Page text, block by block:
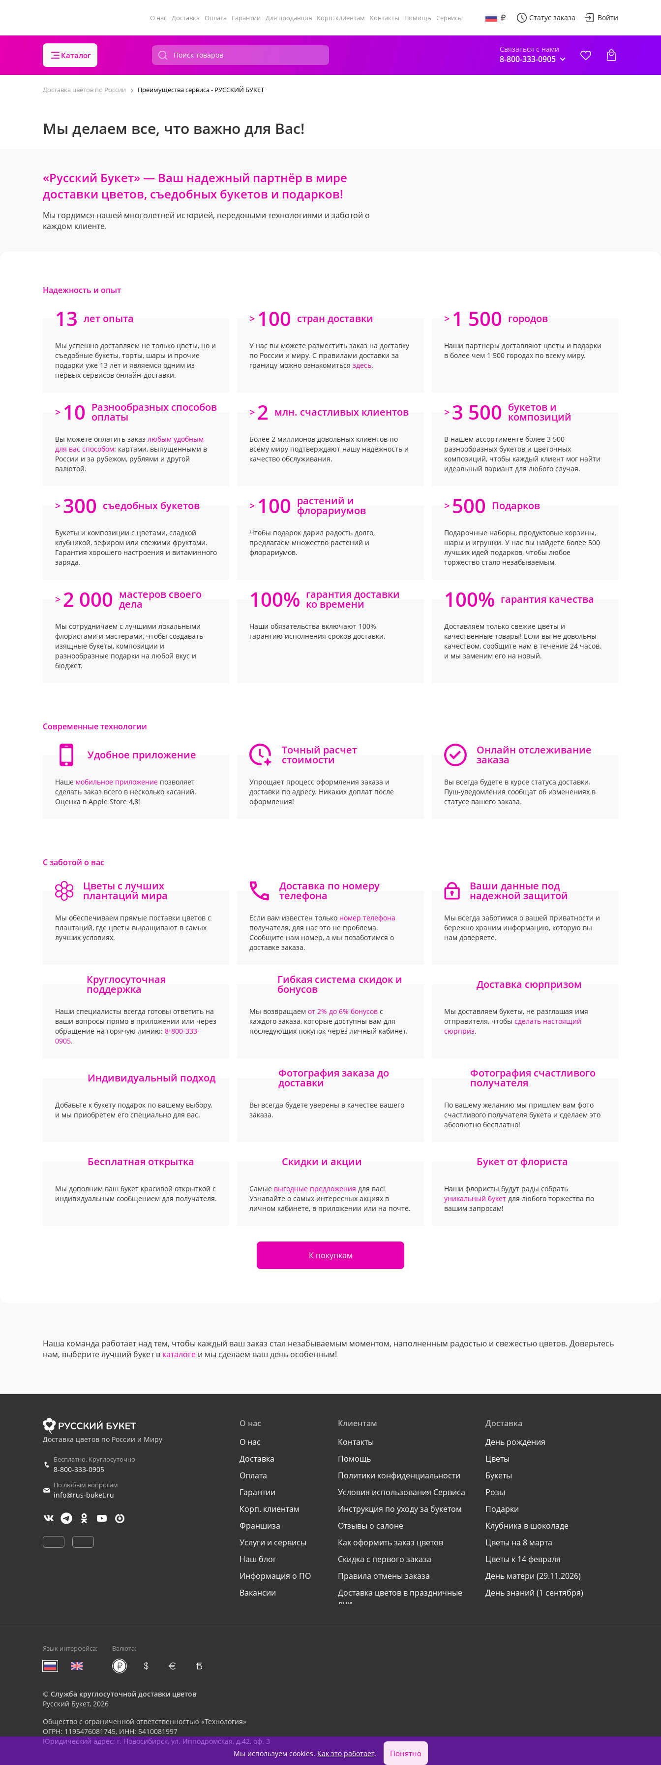
О нас Доставка Оплата Гарантии Для продавцов Корп. клиентам Контакты Помощь Сервисы Статус заказа Войти
Каталог
Связаться с нами
8-800-333-0905
Доставка цветов по России Преимущества сервиса - РУССКИЙ БУКЕТ
Мы делаем все, что важно для Вас!
«Русский Букет» — Ваш надежный партнёр в мире
доставки цветов, съедобных букетов и подарков!
Мы гордимся нашей многолетней историей, передовыми технологиями и заботой о
каждом клиенте.
Надежность и опыт
13 лет опыта
Мы успешно доставляем не только цветы, но и
съедобные букеты, торты, шары и прочие
подарки уже 13 лет и являемся одним из
первых сервисов онлайн-доставки.
> 100 стран доставки
У нас вы можете разместить заказ на доставку
по России и миру. С правилами доставки за
границу можно ознакомитьсяздесь.
> 1 500 городов
Наши партнеры доставляют цветы и подарки
в более чем 1 500 городах по всему миру.
> 10 Разнообразных способов
оплаты
Вы можете оплатить заказ любым удобным
для вас способом: картами, выпущенными в
России и за рубежом, рублями и другой
валютой.
> 2 млн. счастливых клиентов
Более 2 миллионов довольных клиентов по
всему миру подтверждают нашу надежность и
качество обслуживания.
> 3 500 букетов и
композиций
В нашем ассортименте более 3 500
разнообразных букетов и цветочных
композиций, чтобы каждый клиент мог найти
идеальный вариант для любого случая.
> 300 съедобных букетов
Букеты и композиции с цветами, сладкой
клубникой, зефиром или свежими фруктами.
Гарантия хорошего настроения и витаминного
заряда.
> 100 растений и
флорариумов
Чтобы подарок дарил радость долго,
предлагаем множество растений и
флорариумов.
> 500 Подарков
Подарочные наборы, продуктовые корзины,
шары и игрушки. У нас вы найдете более 500
лучших идей подарков, чтобы любое
торжество стало незабываемым.
> 2 000 мастеров своего
дела
Мы сотрудничаем с лучшими локальными
флористами и мастерами, чтобы создавать
изящные букеты, композиции и
разнообразные подарки на любой вкус и
бюджет.
100% гарантия доставки
ко времени
Наши обязательства включают 100%
гарантию исполнения сроков доставки.
100% гарантия качества
Доставляем только свежие цветы и
качественные товары! Если вы не довольны
качеством, сообщите нам в течение 24 часов,
и мы заменим его на новый.
Современные технологии
Удобное приложение
Наше мобильное приложение позволяет
сделать заказ всего в несколько касаний.
Оценка в Apple Store 4,8!
Точный расчет
стоимости
Упрощает процесс оформления заказа и
доставки по адресу. Никаких доплат после
оформления!
Онлайн отслеживание
заказа
Вы всегда будете в курсе статуса доставки.
Пуш-уведомления сообщат об изменениях в
статусе вашего заказа.
С заботой о вас
Цветы с лучших
плантаций мира
Мы обеспечиваем прямые поставки цветов с
плантаций, где цветы выращивают в самых
лучших условиях.
Доставка по номеру
телефона
Если вам известен только номер телефона
получателя, для нас это не проблема.
Сообщите нам номер, а мы позаботимся о
доставке заказа.
Ваши данные под
надежной защитой
Мы всегда заботимся о вашей приватности и
бережно храним информацию, которую вы
нам доверяете.
Круглосуточная
поддержка
Наши специалисты всегда готовы ответить на
ваши вопросы прямо в приложении или через
обращение на горячую линию: 8-800-333-
0905.
Гибкая система скидок и
бонусов
Мы возвращаемот 2% до 6% бонусов с
каждого заказа, которые доступны вам для
последующих покупок через личный кабинет.
Доставка сюрпризом
Мы доставляем букеты, не разглашая имя
отправителя, чтобы сделать настоящий
сюрприз.
Индивидуальный подход
Добавьте к букету подарок по вашему выбору,
и мы приобретем его специально для вас.
Фотография заказа до
доставки
Вы всегда будете уверены в качестве вашего
заказа.
Фотография счастливого
получателя
По вашему желанию мы пришлем вам фото
счастливого получателя букета и сделаем это
абсолютно бесплатно!
Бесплатная открытка
Мы дополним ваш букет красивой открыткой с
индивидуальным сообщением для получателя.
Скидки и акции
Самые выгодные предложения для вас!
Узнавайте о самых интересных акциях в
личном кабинете, в приложении или на почте.
Букет от флориста
Наши флористы будут рады собрать
уникальный букетдля любого торжества по
вашим запросам!
К покупкам
Наша команда работает над тем, чтобы каждый ваш заказ стал незабываемым моментом, наполненным радостью и свежестью цветов. Доверьтесь
нам, выберите лучший букет в каталоге и мы сделаем ваш день особенным!
Доставка цветов по России и Миру
Бесплатно. Круглосуточно
8-800-333-0905
По любым вопросам
info@rus-buket.ru
О нас
О нас
Доставка
Оплата
Гарантии
Корп. клиентам
Франшиза
Услуги и сервисы
Наш блог
Информация о ПО
Вакансии
Клиентам
Контакты
Помощь
Политики конфиденциальности
Условия использования Сервиса
Инструкция по уходу за букетом
Отзывы о салоне
Как оформить заказ цветов
Скидка с первого заказа
Правила отмены заказа
Доставка цветов в праздничные
дни
Доставка
День рождения
Цветы
Букеты
Розы
Подарки
Клубника в шоколаде
Цветы на 8 марта
Цветы к 14 февраля
День матери (29.11.2026)
День знаний (1 сентября)
Язык интерфейса: Валюта:
© Служба круглосуточной доставки цветов
Русский Букет, 2026
Общество с ограниченной ответственностью «Технология»
ОГРН: 1195476081745, ИНН: 5410081997
Юридический адрес: г. Новосибирск, ул. Ипподромская, д.42, оф. 3
Мы используем cookies. Как это работает. Понятно